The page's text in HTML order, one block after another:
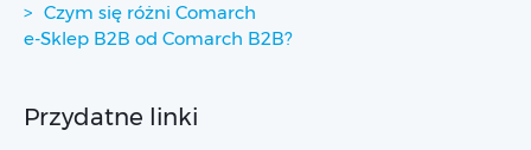
Czym się różni Comarch
e-Sklep B2B od Comarch B2B?
Przydatne linki